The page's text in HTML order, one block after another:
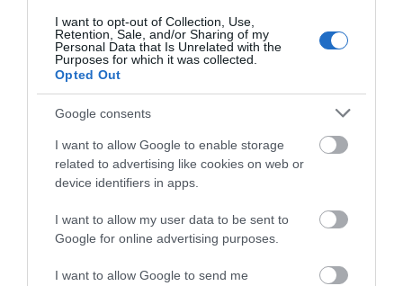
I want to opt-out of Collection, Use,
Retention, Sale, and/or Sharing of my
Personal Data that Is Unrelated with the
Purposes for which it was collected.
Opted Out
Google consents
I want to allow Google to enable storage
related to advertising like cookies on web or
device identifiers in apps.
I want to allow my user data to be sent to
Google for online advertising purposes.
I want to allow Google to send me
Προτεινόμενα άρθρα
Γιατί οι Τούρκοι συρρέουν στα ελληνικά νησιά
ΕΚΔΗΛΩΣΕΙΣ ΤΩΝ ΗΜΕΡΩΝ: Παγοποιείο
Μαντζαβελάκη & Καΐρειος Βιβλιοθήκη
ΦΕΣΤΙΒΑΛ ΑΝΔΡΟΥ: Ένα βαθυστόχαστο έργο του
Μπέκετ